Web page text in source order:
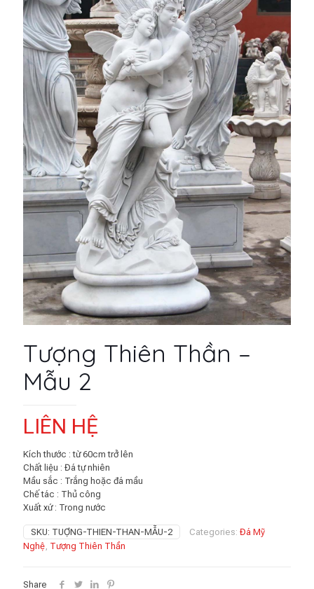
Tượng Thiên Thần –
Mẫu 2
LIÊN HỆ
Kích thước : từ 60cm trở lên
Chất liệu : Đá tự nhiên
Mầu sắc : Trắng hoặc đá mầu
Chế tác : Thủ công
Xuất xứ : Trong nước
SKU: TUỢNG-THIEN-THAN-MẪU-2 Categories: Đá Mỹ
Nghệ, Tượng Thiên Thần
Share